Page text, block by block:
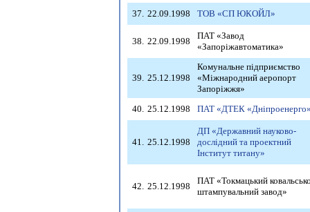
37. 22.09.1998 ТОВ «СП ЮКОЙЛ»
38. 22.09.1998
ПАТ «Завод
«Запоріжавтоматика»
39. 25.12.1998
Комунальне підприємство
«Міжнародний аеропорт
Запоріжжя»
40. 25.12.1998 ПАТ «ДТЕК
41. 25.12.1998
ДП «Державний науково-
дослідний та проектний
Інститут титану»
42. 25.12.1998
ПАТ «Токмацький
штампувальний завод»